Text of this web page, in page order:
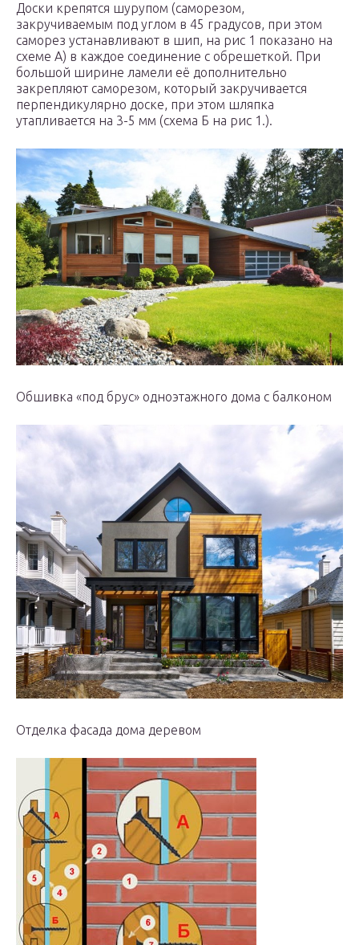
Доски крепятся шурупом (саморезом,
закручиваемым под углом в 45 градусов, при этом
саморез устанавливают в шип, на рис 1 показано на
схеме А) в каждое соединение с обрешеткой. При
большой ширине ламели её дополнительно
закрепляют саморезом, который закручивается
перпендикулярно доске, при этом шляпка
утапливается на 3-5 мм (схема Б на рис 1.).
Обшивка «под брус» одноэтажного дома с балконом
Отделка фасада дома деревом